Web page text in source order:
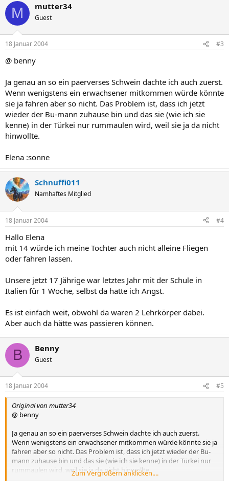
M mutter34
Guest
18 Januar 2004 #3
@ benny
Ja genau an so ein paerverses Schwein dachte ich auch zuerst.
Wenn wenigstens ein erwachsener mitkommen würde könnte
sie ja fahren aber so nicht. Das Problem ist, dass ich jetzt
wieder der Bu-mann zuhause bin und das sie (wie ich sie
kenne) in der Türkei nur rummaulen wird, weil sie ja da nicht
hinwollte.
Elena :sonne
Schnuffi011
Namhaftes Mitglied
18 Januar 2004 #4
Hallo Elena
mit 14 würde ich meine Tochter auch nicht alleine Fliegen
oder fahren lassen.
Unsere jetzt 17 Jährige war letztes Jahr mit der Schule in
Italien für 1 Woche, selbst da hatte ich Angst.
Es ist einfach weit, obwohl da waren 2 Lehrkörper dabei.
Aber auch da hätte was passieren können.
B Benny
Guest
18 Januar 2004 #5
Original von mutter34
@ benny
Ja genau an so ein paerverses Schwein dachte ich auch zuerst.
Wenn wenigstens ein erwachsener mitkommen würde könnte sie ja
fahren aber so nicht. Das Problem ist, dass ich jetzt wieder der Bu-
mann zuhause bin und das sie (wie ich sie kenne) in der Türkei nur
rummaulen wird, weil sie ja da nicht hinwollte.
Zum Vergrößern anklicken....